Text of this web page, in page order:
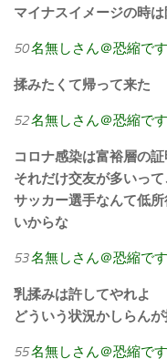
マイナスイメージの時
50名無しさん＠恐縮です
揉みたくて帰って来た
52名無しさん＠恐縮です
コロナ感染は富裕層の
それだけ交友が多いっ
サッカー選手なんて低
いからな
53名無しさん＠恐縮です
乳揉みは許してやれよ
どういう状況かしらん
55名無しさん＠恐縮です